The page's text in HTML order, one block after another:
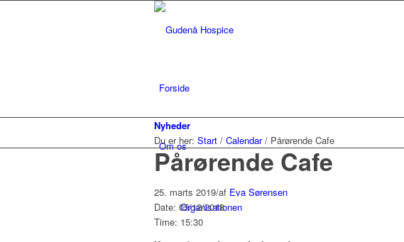
Forside
Om os
Organisationen
Nyheder
Du er her: Start / Calendar / Pårørende Cafe
Pårørende Cafe
25. marts 2019/af Eva Sørensen
Date: 05/12/2018
Time: 15:30